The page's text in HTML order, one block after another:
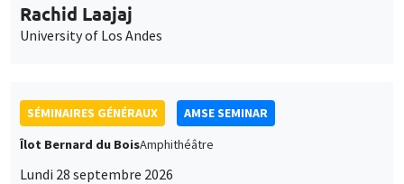
Rachid Laajaj
University of Los Andes
SÉMINAIRES GÉNÉRAUX
AMSE SEMINAR
Îlot Bernard du BoisAmphithéâtre
Lundi 28 septembre 2026